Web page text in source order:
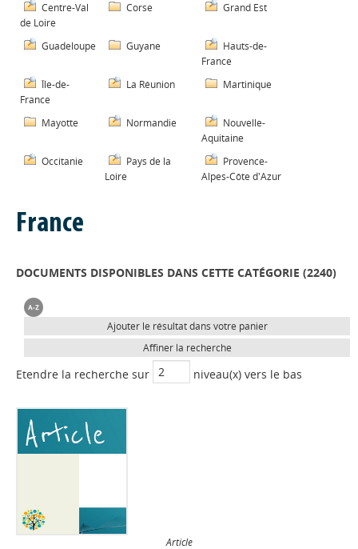
Centre-Val
de Loire
Corse Grand Est
Guadeloupe Guyane
Hauts-de-
France
Île-de-
France
La Réunion Martinique
Mayotte Normandie
Nouvelle-
Aquitaine
Occitanie
Pays de la
Loire
Provence-
Alpes-Côte d'Azur
France
DOCUMENTS DISPONIBLES DANS CETTE CATÉGORIE (2240)
Ajouter le résultat dans votre panier
Affiner la recherche
Etendre la recherche sur niveau(x) vers le bas
Article